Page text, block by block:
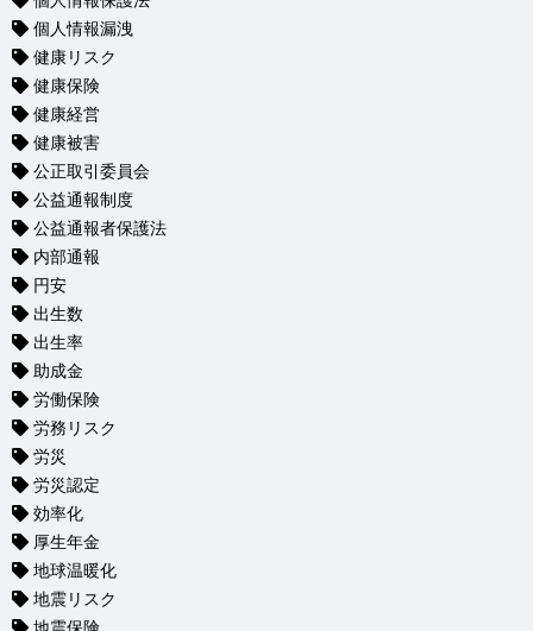
個人情報漏洩
健康リスク
健康保険
健康経営
健康被害
公正取引委員会
公益通報制度
公益通報者保護法
内部通報
円安
出生数
出生率
助成金
労働保険
労務リスク
労災
労災認定
効率化
厚生年金
地球温暖化
地震リスク